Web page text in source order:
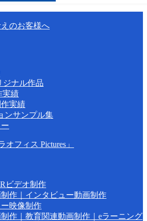
のお客様へ
ジナル作品
実績
実績
ンサンプル集
オフィス Pictures」
ビデオ制作
作｜インタビュー動画制作
映像制作
作｜教育関連動画制作｜eラーニング